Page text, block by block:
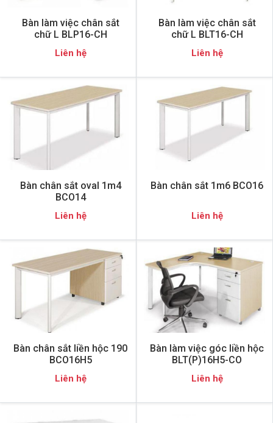
Bàn làm việc chân sắt
chữ L BLP16-CH
Liên hệ
Bàn làm việc chân sắt
chữ L BLT16-CH
Liên hệ
Bàn chân sắt oval 1m4
BCO14
Liên hệ
Bàn chân sắt 1m6 BCO16
Liên hệ
Bàn chân sắt liền hộc 190
BCO16H5
Liên hệ
Bàn làm việc góc liền hộc
BLT(P)16H5-CO
Liên hệ